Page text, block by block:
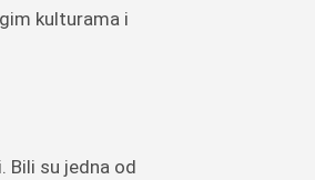
kulturama i
Bili su jedna od